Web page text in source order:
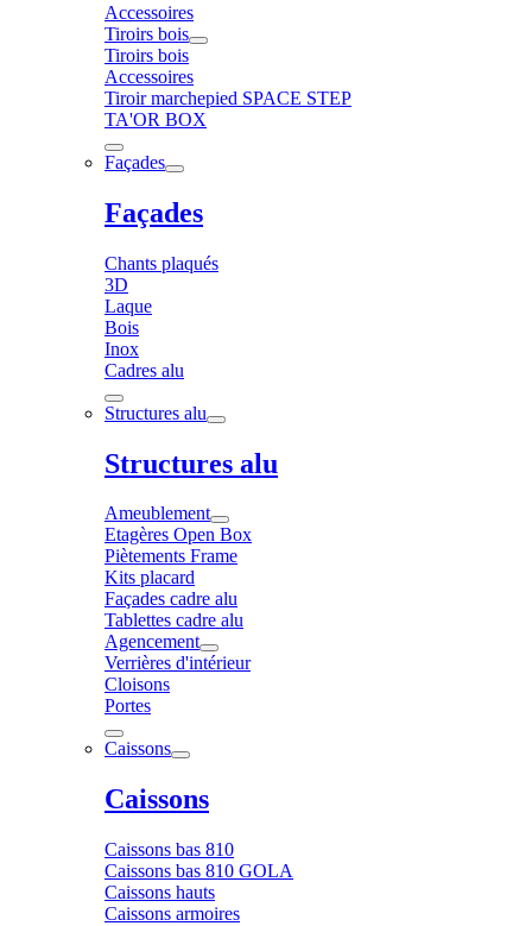
Accessoires
Tiroirs bois
Tiroirs bois
Accessoires
Tiroir marchepied SPACE STEP
TA'OR BOX
Façades
Façades
Chants plaqués
3D
Laque
Bois
Inox
Cadres alu
Structures alu
Structures alu
Ameublement
Etagères Open Box
Piètements Frame
Kits placard
Façades cadre alu
Tablettes cadre alu
Agencement
Verrières d'intérieur
Cloisons
Portes
Caissons
Caissons
Caissons bas 810
Caissons bas 810 GOLA
Caissons hauts
Caissons armoires